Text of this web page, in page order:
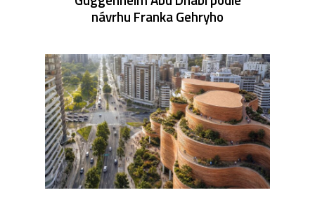
návrhu Franka Gehryho